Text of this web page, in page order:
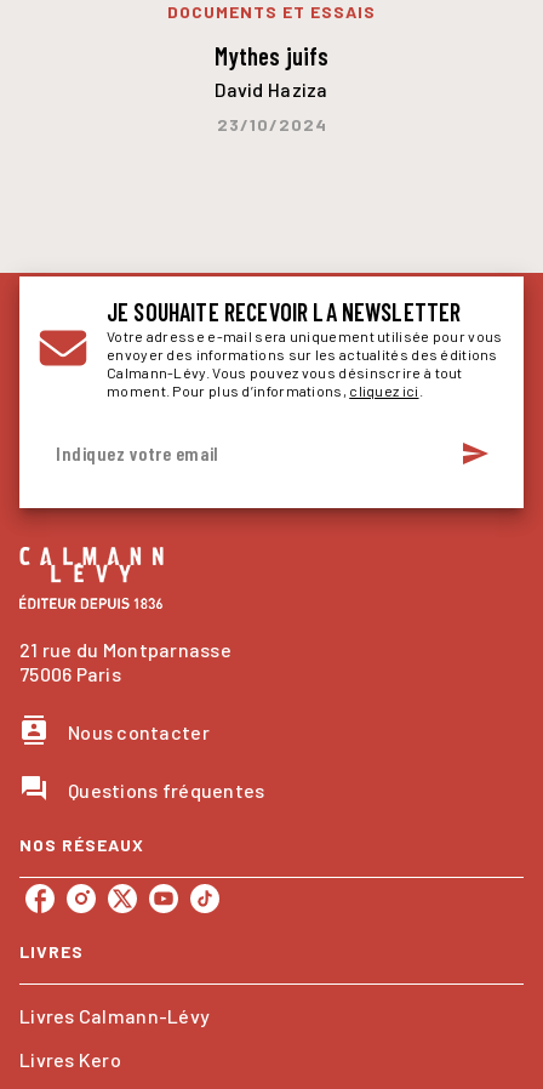
DOCUMENTS ET ESSAIS
Mythes juifs
David Haziza
23/10/2024
JE SOUHAITE RECEVOIR LA NEWSLETTER
Votre adresse e-mail sera uniquement utilisée pour vous
envoyer des informations sur les actualités des éditions
Calmann-Lévy. Vous pouvez vous désinscrire à tout
moment. Pour plus d’informations, cliquez ici
Indiquez votre email send
21 rue du Montparnasse
75006 Paris
contacts Nous contacter
question_answer Questions fréquentes
NOS RÉSEAUX
LIVRES
Livres Calmann-Lévy
Livres Kero